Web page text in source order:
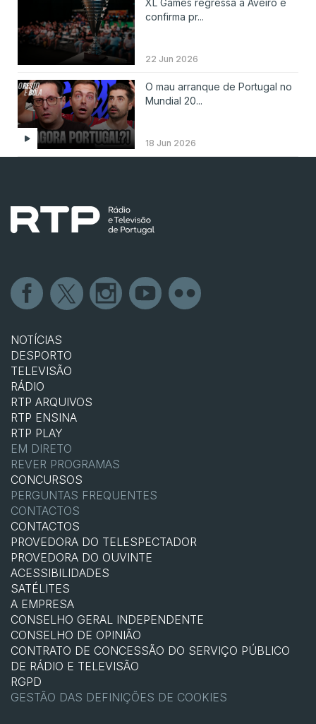
XL Games regressa a Aveiro e
confirma pr...
22 Jun 2026
O mau arranque de Portugal no
Mundial 20...
18 Jun 2026
NOTÍCIAS
DESPORTO
TELEVISÃO
RÁDIO
RTP ARQUIVOS
RTP ENSINA
RTP PLAY
EM DIRETO
REVER PROGRAMAS
CONCURSOS
PERGUNTAS FREQUENTES
CONTACTOS
CONTACTOS
PROVEDORA DO TELESPECTADOR
PROVEDORA DO OUVINTE
ACESSIBILIDADES
SATÉLITES
A EMPRESA
CONSELHO GERAL INDEPENDENTE
CONSELHO DE OPINIÃO
CONTRATO DE CONCESSÃO DO SERVIÇO PÚBLICO
DE RÁDIO E TELEVISÃO
RGPD
GESTÃO DAS DEFINIÇÕES DE COOKIES